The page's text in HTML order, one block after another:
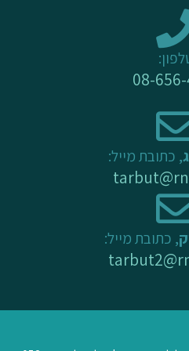
k
-
f
08-
, כתובת מייל:
, כתובת מייל: